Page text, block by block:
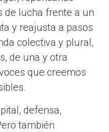
de lucha frente a un
y reajusta a pasos
colectiva y plural,
de una y otra
que creemos
defensa,
también